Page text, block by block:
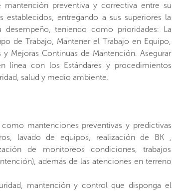
mantención preventiva y correctiva entre su
entregando a sus superiores la
teniendo como prioridades: La
de Trabajo, Mantener el Trabajo en Equipo,
Mejoras Continuas de Mantención. Asegurar
línea con los Estándares y procedimientos
salud y medio ambiente.
mantenciones preventivas y predictivas
lavado de equipos, realización de BK ,
de monitoreos condiciones, trabajos
además de las atenciones en terreno
mantención y control que disponga el